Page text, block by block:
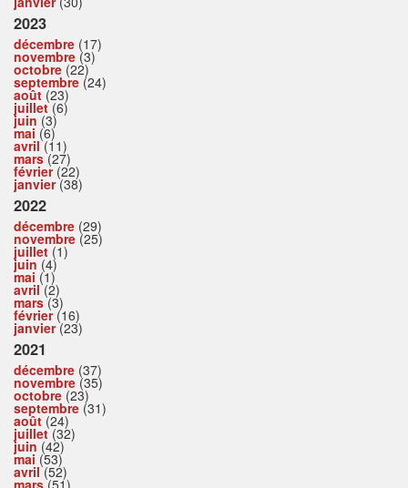
2023
décembre (17)
novembre (3)
octobre (22)
septembre (24)
août (23)
juillet(6)
juin (3)
mai (6)
avril(11)
mars(27)
février(22)
janvier(38)
2022
décembre (29)
novembre (25)
juillet (1)
juin (4)
mai (1)
avril(2)
mars(3)
février(16)
janvier(23)
2021
décembre (37)
novembre (35)
octobre (23)
septembre (31)
août (24)
juillet(32)
juin (42)
mai (53)
avril(52)
mars(51)